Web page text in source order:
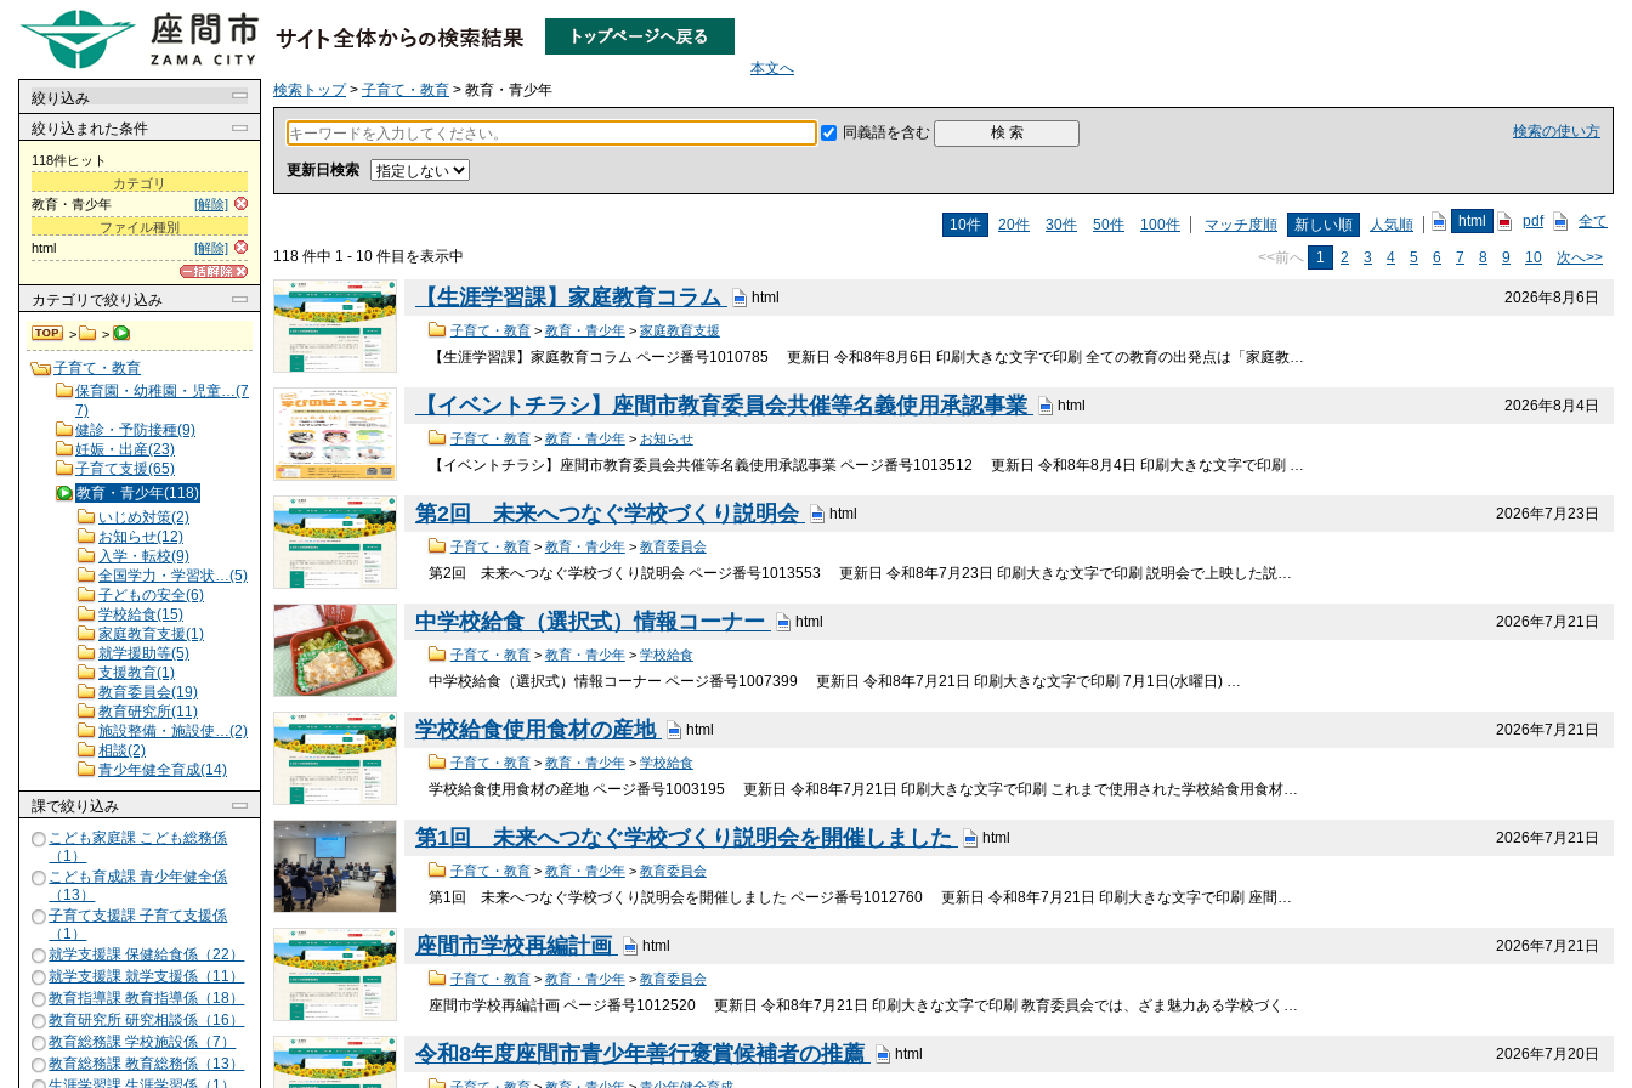
本文へ
絞り込み
絞り込まれた条件
118件ヒット
カテゴリ
[解除]
教育・青少年
ファイル種別
[解除]
html
カテゴリ で絞り込み
> >
子育て・教育
保育園・幼稚園・児童…(7
7)
健診・予防接種(9)
妊娠・出産(23)
子育て支援(65)
教育・青少年(118)
いじめ対策(2)
お知らせ(12)
入学・転校(9)
全国学力・学習状…(5)
子どもの安全(6)
学校給食(15)
家庭教育支援(1)
就学援助等(5)
支援教育(1)
教育委員会(19)
教育研究所(11)
施設整備・施設使…(2)
相談(2)
青少年健全育成(14)
課で絞り込み
こども家庭課 こども総務係
（1）
こども育成課 青少年健全係
（13）
子育て支援課 子育て支援係
（1）
就学支援課 保健給食係（22）
就学支援課 就学支援係（11）
教育指導課 教育指導係（18）
教育研究所 研究相談係（16）
教育総務課 学校施設係（7）
教育総務課 教育総務係（13）
検索トップ> 子育て・教育 > 教育・青少年
検索の使い方
同義語を含む
更新日検索
10件 20件 30件 50件 100件 マッチ度順 新しい順 人気順 html pdf 全て
118 件中 1 - 10 件目を表示中 <<前へ 1 2 3 4 5 6 7 8 9 10 次へ>>
2026年8月6日
【生涯学習課】家庭教育コラム html
子育て・教育> 教育・青少年> 家庭教育支援
【生涯学習課】家庭教育コラム ページ番号1010785 更新日 令和8年8月6日 印刷大きな文字で印刷 全ての教育の出発点は「家庭教…
2026年8月4日
【イベントチラシ】座間市教育委員会共催等名義使用承認事業 html
子育て・教育> 教育・青少年> お知らせ
【イベントチラシ】座間市教育委員会共催等名義使用承認事業 ページ番号1013512 更新日 令和8年8月4日 印刷大きな文字で印刷 …
2026年7月23日
第2回 未来へつなぐ学校づくり説明会 html
子育て・教育> 教育・青少年> 教育委員会
第2回 未来へつなぐ学校づくり説明会 ページ番号1013553 更新日 令和8年7月23日 印刷大きな文字で印刷 説明会で上映した説…
2026年7月21日
中学校給食（選択式）情報コーナー html
子育て・教育> 教育・青少年> 学校給食
中学校給食（選択式）情報コーナー ページ番号1007399 更新日 令和8年7月21日 印刷大きな文字で印刷 7月1日(水曜日) …
2026年7月21日
学校給食使用食材の産地 html
子育て・教育> 教育・青少年> 学校給食
学校給食使用食材の産地 ページ番号1003195 更新日 令和8年7月21日 印刷大きな文字で印刷 これまで使用された学校給食用食材…
2026年7月21日
第1回 未来へつなぐ学校づくり説明会を開催しました html
子育て・教育> 教育・青少年> 教育委員会
第1回 未来へつなぐ学校づくり説明会を開催しました ページ番号1012760 更新日 令和8年7月21日 印刷大きな文字で印刷 座間…
2026年7月21日
座間市学校再編計画 html
子育て・教育> 教育・青少年> 教育委員会
座間市学校再編計画 ページ番号1012520 更新日 令和8年7月21日 印刷大きな文字で印刷 教育委員会では、ざま魅力ある学校づく…
2026年7月20日
令和8年度座間市青少年善行褒賞候補者の推薦 html